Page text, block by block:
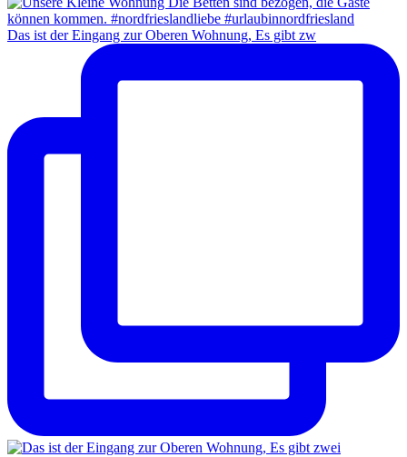
Das ist der Eingang zur Oberen Wohnung, Es gibt zw